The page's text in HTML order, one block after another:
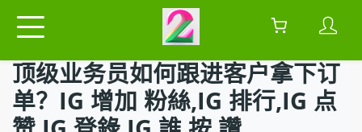
顶级业务员如何跟进客户拿下订
单？IG 增加 粉絲,IG 排行,IG 点